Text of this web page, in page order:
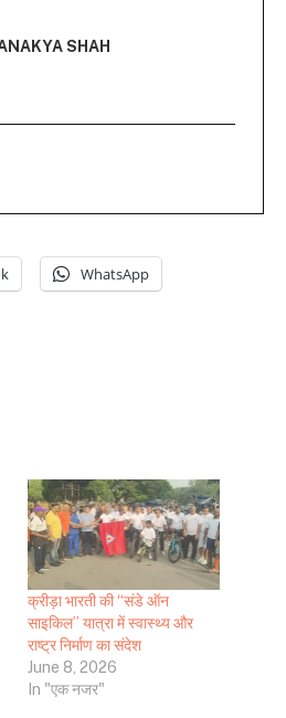
SHAH
WhatsApp
क्रीड़ा भारती की “संडे ऑन
साइकिल” यात्रा में स्वास्थ्य और
राष्ट्र निर्माण का संदेश
June 8, 2026
In "एक नजर"